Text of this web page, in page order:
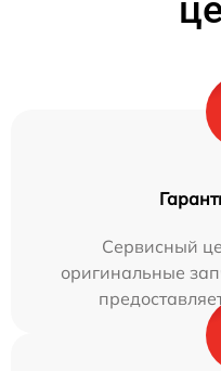
Сервисный
оригинальные